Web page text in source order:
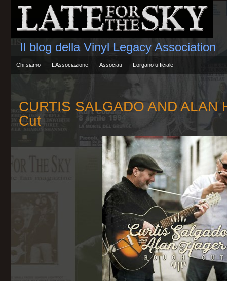
Il blog della Vinyl Legacy Association
Chi siamo L’Associazione Associati L’organo ufficiale
CURTIS SALGADO AND ALAN
Cut